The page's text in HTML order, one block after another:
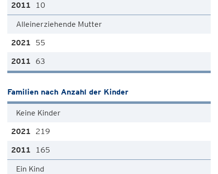
10
Alleinerziehende Mutter
55
63
Familien nach Anzahl der Kinder
Keine Kinder
219
165
Ein Kind